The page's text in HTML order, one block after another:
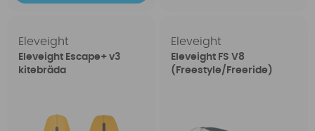
Eleveight
Eleveight Escape+ v3
kitebräda
Eleveight
Eleveight FS V8
(Freestyle/Freeride)